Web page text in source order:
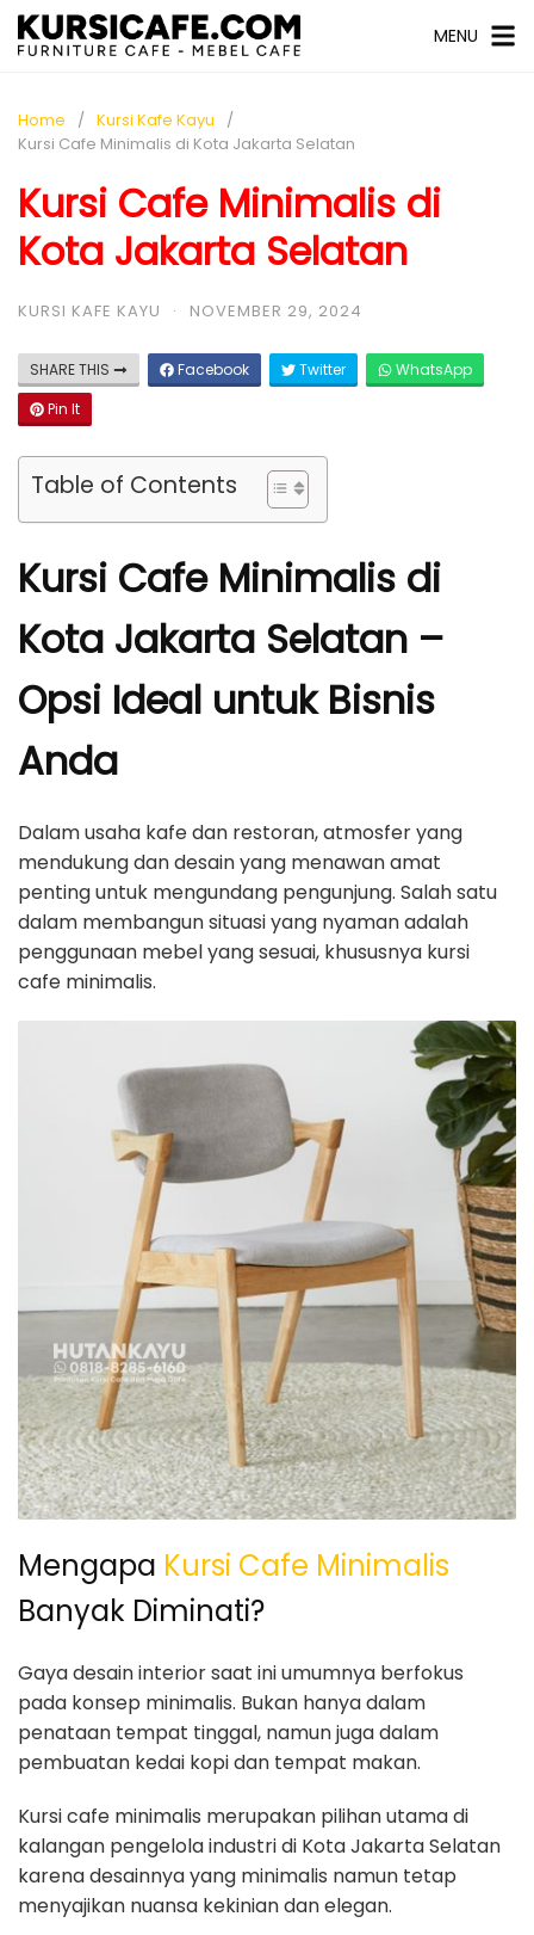
MENU
Home
Kursi Kafe Kayu
Kursi Cafe Minimalis di Kota Jakarta Selatan
Kursi Cafe Minimalis di
Kota Jakarta Selatan
KURSI KAFE KAYU · NOVEMBER 29, 2024
SHARE THIS Facebook Twitter
WhatsApp
Pin It
Table of Contents
Kursi Cafe Minimalis di
Kota Jakarta Selatan –
Opsi Ideal untuk Bisnis
Anda
Dalam usaha kafe dan restoran, atmosfer yang
mendukung dan desain yang menawan amat
penting untuk mengundang pengunjung. Salah satu
dalam membangun situasi yang nyaman adalah
penggunaan mebel yang sesuai, khususnya kursi
cafe minimalis.
Mengapa Kursi Cafe Minimalis
Banyak Diminati?
Gaya desain interior saat ini umumnya berfokus
pada konsep minimalis. Bukan hanya dalam
penataan tempat tinggal, namun juga dalam
pembuatan kedai kopi dan tempat makan.
Kursi cafe minimalis merupakan pilihan utama di
kalangan pengelola industri di Kota Jakarta Selatan
karena desainnya yang minimalis namun tetap
menyajikan nuansa kekinian dan elegan.